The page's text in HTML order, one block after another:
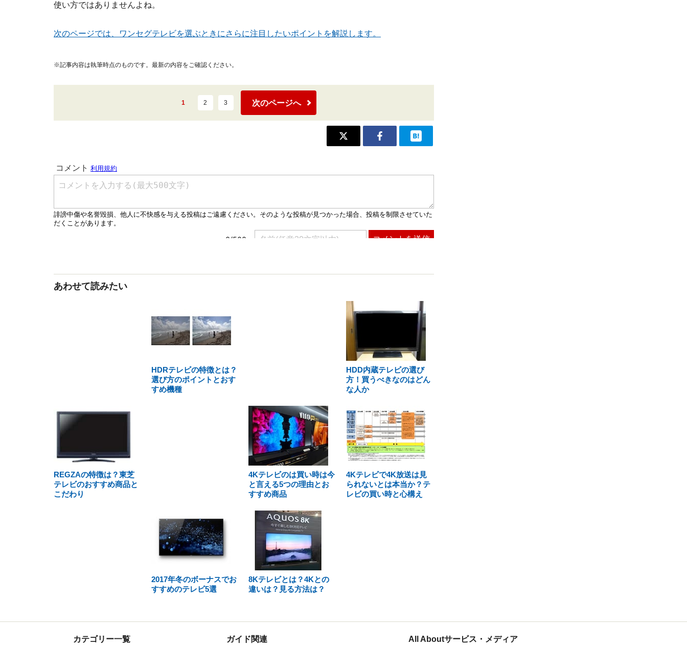
使い方ではありませんよね。
次のページでは、ワンセグテレビを選ぶときにさらに注目したいポイントを解説します。
※記事内容は執筆時点のものです。最新の内容をご確認ください。
1 2 3 次のページへ
あわせて読みたい
HDRテレビの特徴とは？
選び方のポイントとおす
すめ機種
HDD内蔵テレビの選び
方！買うべきなのはどん
な人か
REGZAの特徴は？東芝
テレビのおすすめ商品と
こだわり
4Kテレビのは買い時は今
と言える5つの理由とお
すすめ商品
4Kテレビで4K放送は見
られないとは本当か？テ
レビの買い時と心構え
2017年冬のボーナスでお
すすめのテレビ5選
8Kテレビとは？4Kとの
違いは？見る方法は？
カテゴリー一覧 ガイド関連 All Aboutサービス・メディア